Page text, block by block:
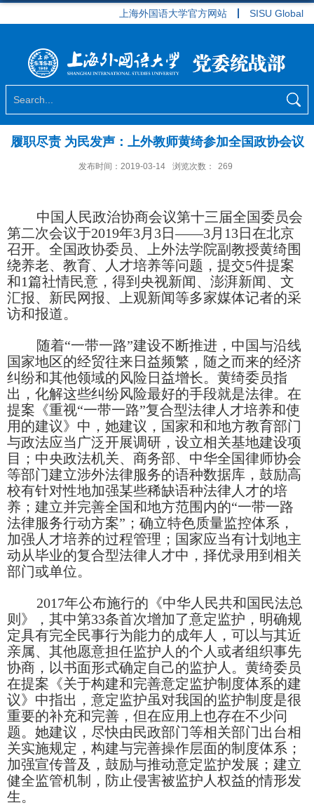
上海外国语大学官方网站 SISU Global
履职尽责 为民发声：上外教师黄绮参加全国政协会议
发布时间：2019-03-14 浏览次数： 269
中国人民政治协商会议第十三届全国委员会
第二次会议于2019年3月 3日——3月 13日在北京
召开。全国政协委员、上外法学院副教授黄绮围
绕养老、教育、人才培养等问题，提交5件提案
和1篇社情民意，得到央视新闻、澎湃新闻、文
汇报、新民网报、上观新闻等多家媒体记者的采
访和报道。
随着“一带一路”建设不断推进，中国与沿线
国家地区的经贸往来日益频繁，随之而来的经济
纠纷和其他领域的风险日益增长。黄绮委员指
出，化解这些纠纷风险最好的手段就是法律。在
提案《重视“一带一路”复合型法律人才培养和使
用的建议》中，她建议，国家和和地方教育部门
与政法应当广泛开展调研，设立相关基地建设项
目；中央政法机关、商务部、中华全国律师协会
等部门建立涉外法律服务的语种数据库，鼓励高
校有针对性地加强某些稀缺语种法律人才的培
养；建立并完善全国和地方范围内的“一带一路
法律服务行动方案”；确立特色质量监控体系，
加强人才培养的过程管理；国家应当有计划地主
动从毕业的复合型法律人才中，择优录用到相关
部门或单位。
2017年公布施行的《中华人民共和国民法总
则》，其中第33条首次增加了意定监护，明确规
定具有完全民事行为能力的成年人，可以与其近
亲属、其他愿意担任监护人的个人或者组织事先
协商，以书面形式确定自己的监护人。黄绮委员
在提案《关于构建和完善意定监护制度体系的建
议》中指出，意定监护虽对我国的监护制度是很
重要的补充和完善，但在应用上也存在不少问
题。她建议，尽快由民政部门等相关部门出台相
关实施规定，构建与完善操作层面的制度体系；
加强宣传普及，鼓励与推动意定监护发展；建立
健全监管机制，防止侵害被监护人权益的情形发
生。